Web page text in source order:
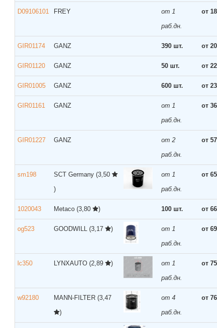
D09106101 FREY
от 1
раб.дн.
от
GIR01174 GANZ 390 шт. от
GIR01120 GANZ 50 шт. от
GIR01005 GANZ 600 шт. от
GIR01161 GANZ
от 1
раб.дн.
от
GIR01227 GANZ
от 2
раб.дн.
от
sm198 SCT Germany (3,50
)
от 1
раб.дн.
от
1020043 Metaco (3,80 ) 100 шт. от
og523 GOODWILL (3,17 )
от 1
раб.дн.
от
lc350 LYNXAUTO (2,89 )
от 1
раб.дн.
от
w92180 MANN-FILTER (3,47
)
от 4
раб.дн.
от